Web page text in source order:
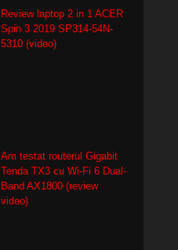
Review laptop 2 in 1 ACER
Spin 3 2019 SP314-54N-
5310 (video)
Am testat routerul Gigabit
Tenda TX3 cu Wi-Fi 6 Dual-
Band AX1800 (review
video)